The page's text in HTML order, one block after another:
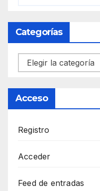
Categorías
Categorías
Acceso
Registro
Acceder
Feed de entradas